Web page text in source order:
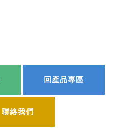
回產品專區
聯絡我們